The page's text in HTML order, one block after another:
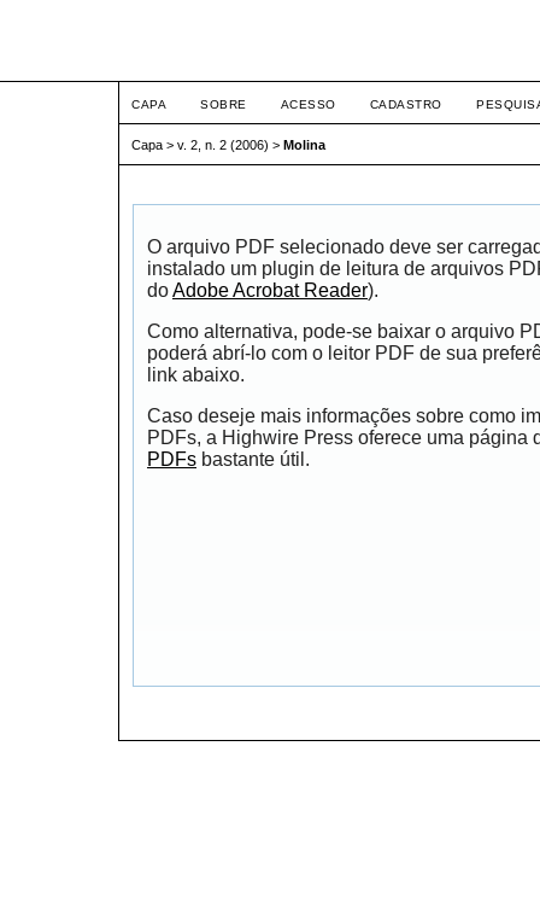
CAPA SOBRE ACESSO CADASTRO
Capa > v. 2, n. 2 (2006) > Molina
O arquivo PDF selecionado deve ser
instalado um plugin de leitura de arquivos
doAdobe Acrobat Reader).
Como alternativa, pode-se baixar o arquivo
poderá abrí-lo com o leitor PDF de sua
link abaixo.
Caso deseje mais informações sobre como
PDFs, a Highwire Press oferece uma página
PDFs bastante útil.